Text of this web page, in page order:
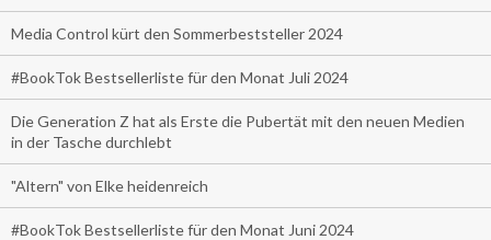
Media Control kürt den Sommerbeststeller 2024
#BookTok Bestsellerliste für den Monat Juli 2024
Die Generation Z hat als Erste die Pubertät mit den neuen Medien
in der Tasche durchlebt
"Altern" von Elke heidenreich
#BookTok Bestsellerliste für den Monat Juni 2024